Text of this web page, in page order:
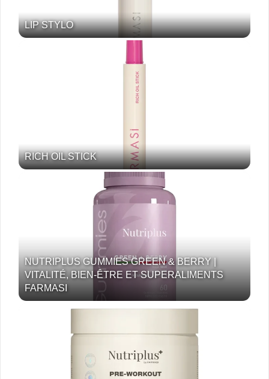
LIP STYLO
RICH OIL STICK
NUTRIPLUS GUMMIES GREEN & BERRY |
VITALITÉ, BIEN-ÊTRE ET SUPERALIMENTS
FARMASI